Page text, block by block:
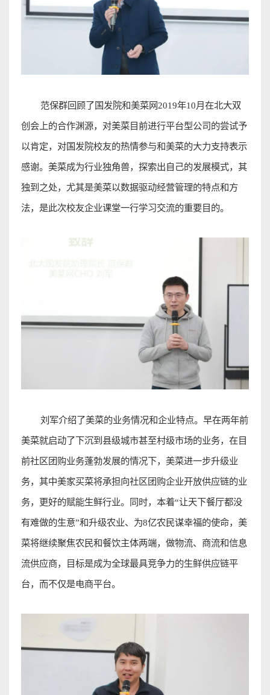
范保群回顾了国发院和美菜网2019年10月在北大双
创会上的合作渊源，对美菜目前进行平台型公司的尝试予
以肯定，对国发院校友的热情参与和美菜的大力支持表示
感谢。美菜成为行业独角兽，探索出自己的发展模式，其
独到之处，尤其是美菜以数据驱动经营管理的特点和方
法，是此次校友企业课堂一行学习交流的重要目的。
刘军介绍了美菜的业务情况和企业特点。早在两年前
美菜就启动了下沉到县级城市甚至村级市场的业务，在目
前社区团购业务蓬勃发展的情况下，美菜进一步升级业
务，其中美家买菜将承担向社区团购企业开放供应链的业
务，更好的赋能生鲜行业。同时，本着“让天下餐厅都没
有难做的生意”和升级农业、为8亿农民谋幸福的使命，美
菜将继续聚焦农民和餐饮主体两端，做物流、商流和信息
流供应商，目标是成为全球最具竞争力的生鲜供应链平
台，而不仅是电商平台。